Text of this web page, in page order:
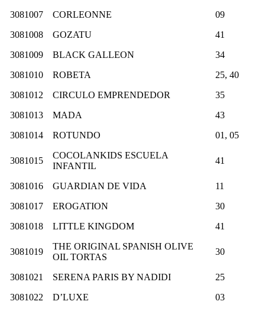
3081007 CORLEONNE
09
3081008
GOZATU
41
3081009
BLACK GALLEON
34
3081010
ROBETA
25, 40
3081012
CIRCULO EMPRENDEDOR
35
3081013
MADA
43
3081014
ROTUNDO 01, 05
3081015
COCOLANKIDS ESCUELA
INFANTIL
41
3081016 GUARDIAN DE VIDA
11
3081017
EROGATION
30
3081018
LITTLE KINGDOM 41
3081019
THE ORIGINAL SPANISH OLIVE
OIL TORTAS
30
3081021 SERENA PARIS BY NADIDI
25
3081022
D’LUXE
03